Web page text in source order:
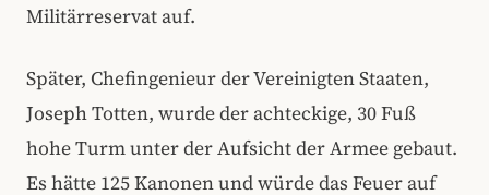
Militärreservat auf.
Später, Chefingenieur der Vereinigten Staaten,
Joseph Totten, wurde der achteckige, 30 Fuß
hohe Turm unter der Aufsicht der Armee gebaut.
Es hätte 125 Kanonen und würde das Feuer auf